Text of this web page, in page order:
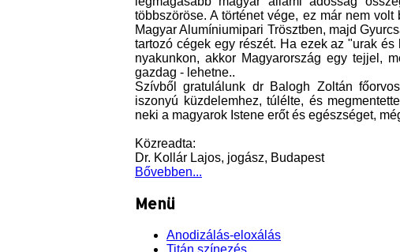
többszöröse. A történet vége, ez már nem
Magyar Alumíniumipari Trösztben, majd
tartozó cégek egy részét. Ha ezek az "urak
nyakunkon, akkor Magyarország egy tejjel,
gazdag - lehetne..
Szívből gratulálunk dr Balogh Zoltán
iszonyú küzdelemhez, túlélte, és
neki a magyarok Istene erőt és egészséget,
Közreadta:
Dr. Kollár Lajos, jogász, Budapest
Bővebben...
Menü
Anodizálás-eloxálás
Titán színezés